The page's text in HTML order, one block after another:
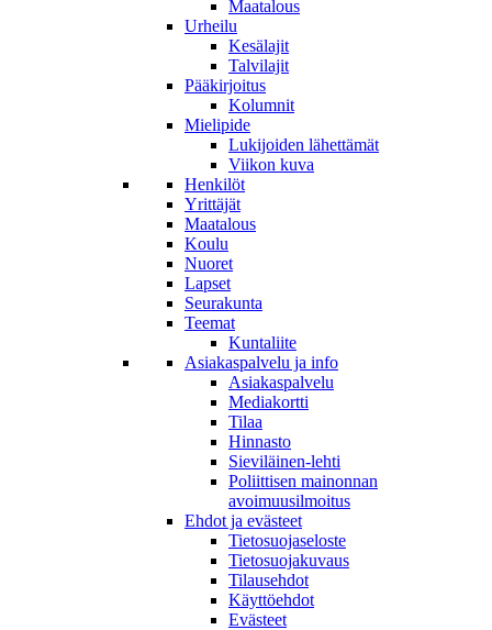
Maatalous
Urheilu
Kesälajit
Talvilajit
Pääkirjoitus
Kolumnit
Mielipide
Lukijoiden lähettämät
Viikon kuva
Henkilöt
Yrittäjät
Maatalous
Koulu
Nuoret
Lapset
Seurakunta
Teemat
Kuntaliite
Asiakaspalvelu ja info
Asiakaspalvelu
Mediakortti
Tilaa
Hinnasto
Sieviläinen-lehti
Poliittisen mainonnan
avoimuusilmoitus
Ehdot ja evästeet
Tietosuojaseloste
Tietosuojakuvaus
Tilausehdot
Käyttöehdot
Evästeet